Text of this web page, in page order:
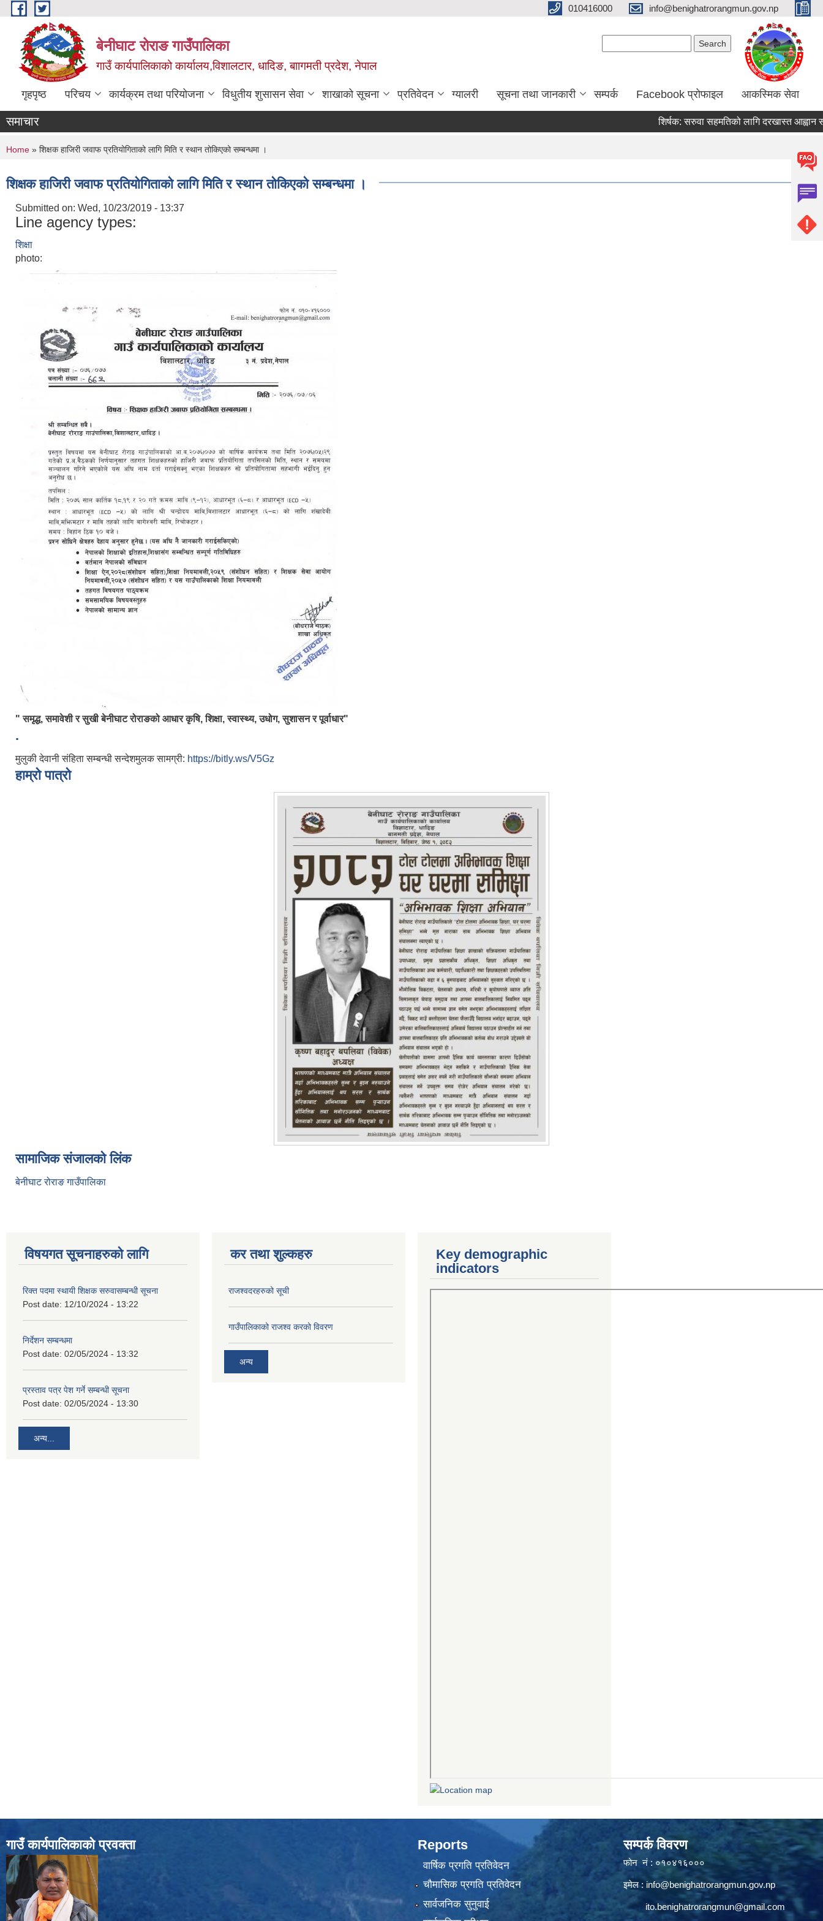
Skip to main content 010416000 info@benighatrorangmun.gov.np
बेनीघाट रोराङ गाउँपालिका
गाउँ कार्यपालिकाको कार्यालय,विशालटार, धादिङ, बाागमती प्रदेश, नेपाल
गृहपृष्ठ परिचय कार्यक्रम तथा परियोजना विधुतीय शुसासन सेवा शाखाको सूचना प्रतिवेदन ग्यालरी सूचना तथा जानकारी सम्पर्क Facebook प्रोफाइल आकस्मिक सेवा
समाचार शिर्षक:सरुवा सहमतिको लागि दरखास्त आह्वान
You are here
Home » शिक्षक हाजिरी जवाफ प्रतियोगिताको लागि मिति र स्थान तोकिएको सम्बन्धमा ।
शिक्षक हाजिरी जवाफ प्रतियोगिताको लागि मिति र स्थान तोकिएको सम्बन्धमा ।
Submitted on: Wed, 10/23/2019 - 13:37
Line agency types:
शिक्षा
photo:
" समृद्ध, समावेशी र सुखी बेनीघाट रोराङको आधार कृषि, शिक्षा, स्वास्थ्य, उधोग, सुशासन र पूर्वाधार"
.
मुलुकी देवानी संहिता सम्बन्धी सन्देशमुलक सामग्री: https://bitly.ws/V5Gz
हाम्रो पात्रो
सामाजिक संजालको लिंक
बेनीघाट रोराङ गाउँपालिका
विषयगत सूचनाहरुको लागि
रिक्त पदमा स्थायी शिक्षक सरुवासम्बन्धी सूचना
Post date: 12/10/2024 - 13:22
निर्देशन सम्बन्धमा
Post date: 02/05/2024 - 13:32
प्रस्ताव पत्र पेश गर्ने सम्बन्धी सूचना
Post date: 02/05/2024 - 13:30
अन्य...
कर तथा शुल्कहरु
राजश्वदरहरुको सूची
गाउँपालिकाको राजश्व करको विवरण
अन्य
Key demographic
indicators
गाउँ कार्यपालिकाको प्रवक्ता Reports
वार्षिक प्रगति प्रतिवेदन
चौमासिक प्रगति प्रतिवेदन
सार्वजनिक सुनुवाई
सम्पर्क विवरण
फोन नं : ०१०४१६०००
इमेल : info@benighatrorangmun.gov.np
ito.benighatrorangmun@gmail.com